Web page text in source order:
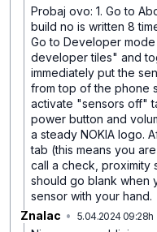
Probaj ovo: 1. Go to
build no is written 8
Go to Developer
developer tiles" and
immediately put the
from top of the phone
activate "sensors off"
power button and
a steady NOKIA logo.
tab (this means you
call a check, proximity
should go blank when
sensor with your hand.
Znalac • 5.04.2024 09:28h